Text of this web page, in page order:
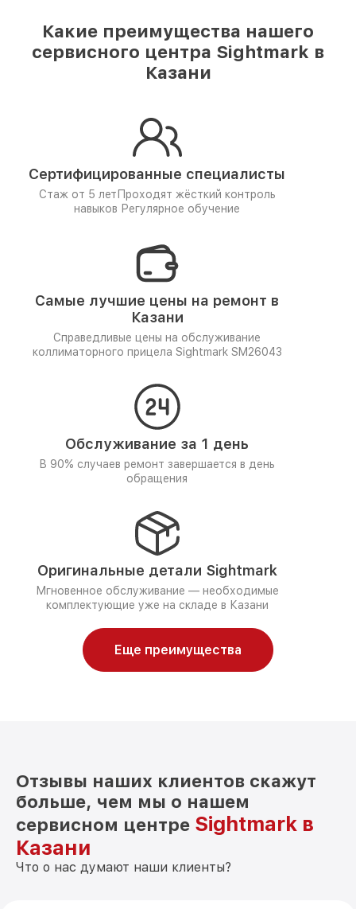
Какие преимущества нашего
сервисного центра Sightmark в
Казани
Сертифицированные специалисты
Стаж от 5 лет Проходят жёсткий контроль
навыков Регулярное обучение
Самые лучшие цены на ремонт в
Казани
Справедливые цены на обслуживание
коллиматорного прицела Sightmark SM26043
Обслуживание за 1 день
В 90% случаев ремонт завершается в день
обращения
Оригинальные детали Sightmark
Мгновенное обслуживание — необходимые
комплектующие уже на складе в Казани
Еще преимущества
Отзывы наших клиентов скажут
больше, чем мы о нашем
сервисном центре Sightmark в
Казани
Что о нас думают наши клиенты?